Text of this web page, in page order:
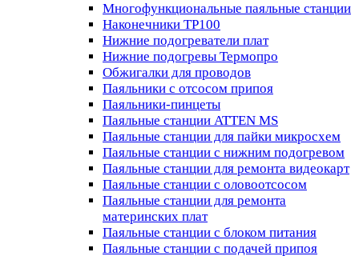
Многофункциональные паяльные станции
Наконечники TP100
Нижние подогреватели плат
Нижние подогревы Термопро
Обжигалки для проводов
Паяльники с отсосом припоя
Паяльники-пинцеты
Паяльные станции ATTEN MS
Паяльные станции для пайки микросхем
Паяльные станции с нижним подогревом
Паяльные станции для ремонта видеокарт
Паяльные станции с оловоотсосом
Паяльные станции для ремонта
материнских плат
Паяльные станции с блоком питания
Паяльные станции с подачей припоя